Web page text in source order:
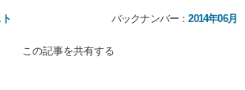
バックナンバー：2014年06月
この記事を共有する